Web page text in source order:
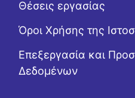
Θέσεις εργασίας
Όροι Χρήσης της
Επεξεργασία και
Δεδομένων